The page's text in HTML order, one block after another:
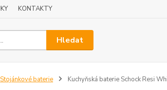
KONTAKTY
Hledat
Stojánkové baterie Kuchyňská baterie Schock Resi